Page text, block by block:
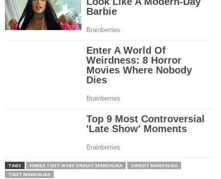
TAGS HARGA TIKET WSBK SIRKUIT MANDALIKA
SIRKUIT MANDALIKA
TIKET MANDALIKA